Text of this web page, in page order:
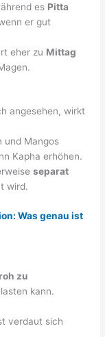
es Pitta
er gut
eher zu Mittag
angesehen, wirkt
und Mangos
Kapha erhöhen.
separat
wird.
Was genau ist
zu
kann.
verdaut sich